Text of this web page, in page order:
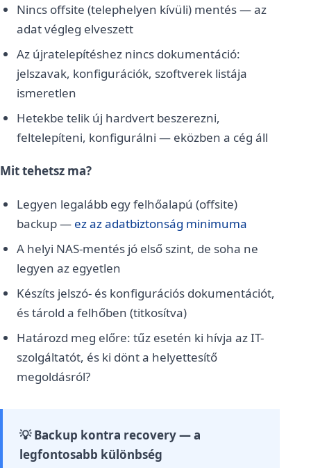
Nincs offsite (telephelyen kívüli) mentés — az
adat végleg elveszett
Az újratelepítéshez nincs dokumentáció:
jelszavak, konfigurációk, szoftverek listája
ismeretlen
Hetekbe telik új hardvert beszerezni,
feltelepíteni, konfigurálni — eközben a cég áll
Mit tehetsz ma?
Legyen legalább egy felhőalapú (offsite)
backup — ez az adatbiztonság minimuma
A helyi NAS-mentés jó első szint, de soha ne
legyen az egyetlen
Készíts jelszó- és konfigurációs dokumentációt,
és tárold a felhőben (titkosítva)
Határozd meg előre: tűz esetén ki hívja az IT-
szolgáltatót, és ki dönt a helyettesítő
megoldásról?
💡 Backup kontra recovery — a
legfontosabb különbség